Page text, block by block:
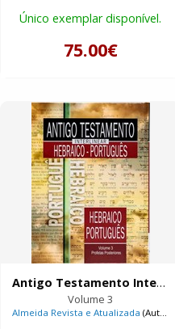
Único exemplar disponível.
75.00€
Antigo Testamento Interlinear Hebraico-Português
Volume 3
Almeida Revista e Atualizada (Autor),